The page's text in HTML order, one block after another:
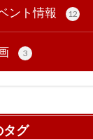
ント情報 12
3
タグ